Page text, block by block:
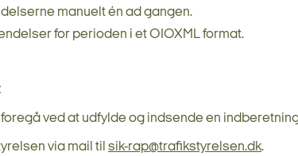
manuelt én ad gangen.
for perioden i et OIOXML format.
ved at udfylde og indsende en
via mail til sik-rap@trafikstyrelsen.dk.